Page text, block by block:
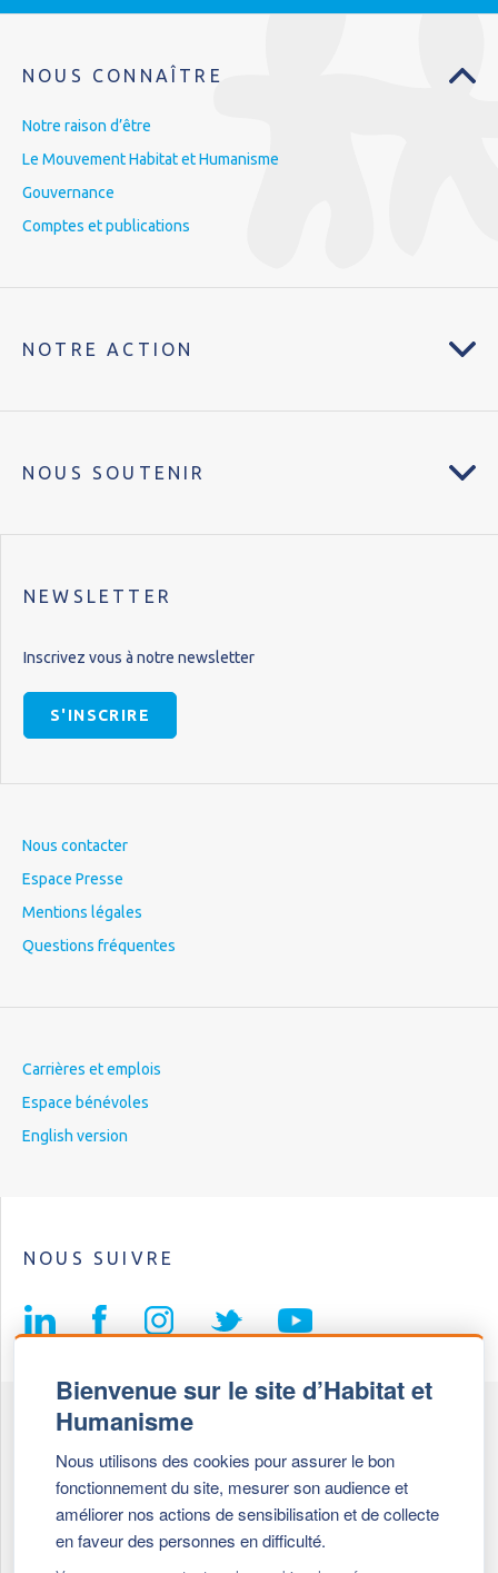
Bienvenue sur le site d’Habitat et
Humanisme
Nous utilisons des cookies pour assurer le bon
fonctionnement du site, mesurer son audience et
améliorer nos actions de sensibilisation et de collecte
en faveur des personnes en difficulté.
NOUS CONNAÎTRE
Notre raison d’être
Le Mouvement Habitat et Humanisme
Gouvernance
Comptes et publications
NOTRE ACTION
NOUS SOUTENIR
NEWSLETTER
Inscrivez vous à notre newsletter
S'INSCRIRE
Nous contacter
Espace Presse
Mentions légales
Questions fréquentes
Carrières et emplois
Espace bénévoles
English version
NOUS SUIVRE
69647 Caluire et Cuire cedex
+ 33 (0)4 72 27 42 58